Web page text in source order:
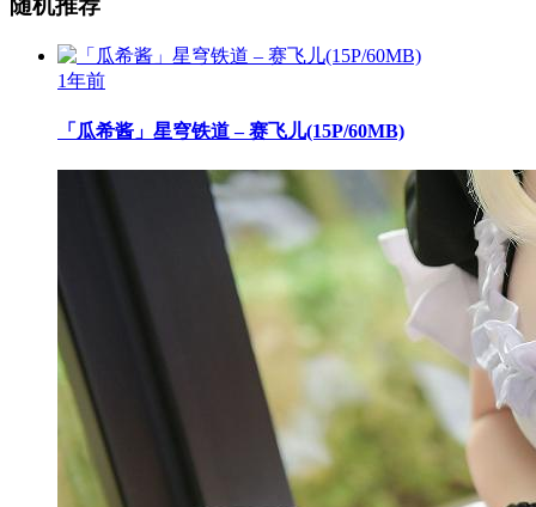
随机推荐
1年前
「瓜希酱」星穹铁道 – 赛飞儿(15P/60MB)